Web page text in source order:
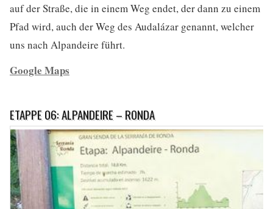
auf der Straße, die in einem Weg endet, der dann zu einem
Pfad wird, auch der Weg des Audalázar genannt, welcher
uns nach Alpandeire führt.
Google Maps
ETAPPE 06: ALPANDEIRE – RONDA